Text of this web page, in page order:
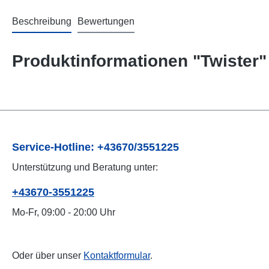
Beschreibung Bewertungen
Produktinformationen "Twister"
Service-Hotline: +43670/3551225
Unterstützung und Beratung unter:
+43670-3551225
Mo-Fr, 09:00 - 20:00 Uhr
Oder über unser Kontaktformular.